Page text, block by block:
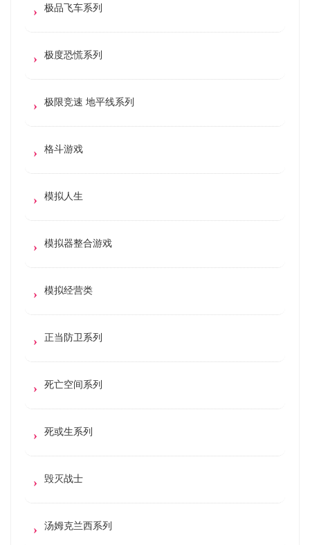
极品飞车系列
极度恐慌系列
极限竞速 地平线系列
格斗游戏
模拟人生
模拟器整合游戏
模拟经营类
正当防卫系列
死亡空间系列
死或生系列
毁灭战士
汤姆克兰西系列